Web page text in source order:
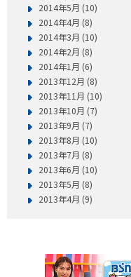
2014年5月 (10)
2014年4月 (8)
2014年3月 (10)
2014年2月 (8)
2014年1月 (6)
2013年12月 (8)
2013年11月 (10)
2013年10月 (7)
2013年9月 (7)
2013年8月 (10)
2013年7月 (8)
2013年6月 (10)
2013年5月 (8)
2013年4月 (9)